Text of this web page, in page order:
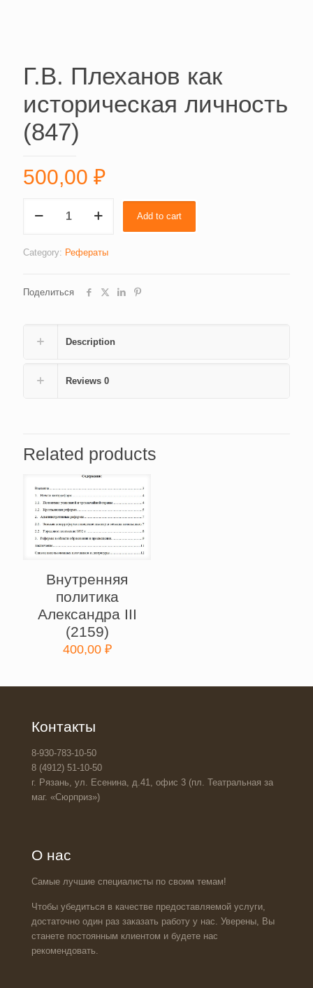
Г.В. Плеханов как
историческая личность
(847)
500,00 ₽
Плеханов
историческая
quantity
Add to cart
Category: Рефераты
Поделиться
Description
Reviews 0
Related products
Внутренняя
политика
Александра III
(2159)
400,00 ₽
Контакты
8-930-783-10-50
8 (4912) 51-10-50
г. Рязань, ул. Есенина, д.41, офис 3 (пл. Театральная за
маг. «Сюрприз»)
О нас
Самые лучшие специалисты по своим темам!
Чтобы убедиться в качестве предоставляемой услуги,
достаточно один раз заказать работу у нас. Уверены, Вы
станете постоянным клиентом и будете нас
рекомендовать.